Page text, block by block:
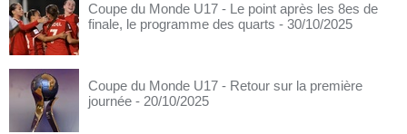
Coupe du Monde U17 - Le point après les 8es de
finale, le programme des quarts - 30/10/2025
Coupe du Monde U17 - Retour sur la première
journée - 20/10/2025